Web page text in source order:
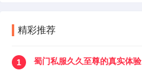
精彩推荐
1
蜀门私服久久至尊的真实体验